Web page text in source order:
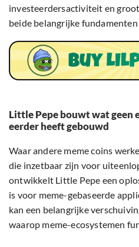
investeerdersactiviteit en
beide belangrijke
Little Pepe bouwt wat geen
eerder heeft gebouwd
Waar andere meme coins
die inzetbaar zijn voor
ontwikkelt Little Pepe een
is voor meme-gebaseerde
kan een belangrijke
waarop meme-ecosystemen